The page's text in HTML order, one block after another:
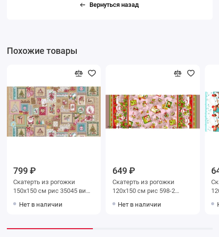
Вернуться назад
Похожие товары
799 ₽
Скатерть из рогожки
150х150 см рис 35045 вид
Нет в наличии
649 ₽
Скатерть из рогожки
120х150 см рис 598-2
Нет в наличии